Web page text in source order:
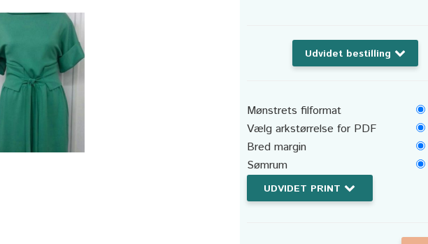
Udvidet bestilling
Mønstrets filformat
Vælg arkstørrelse for PDF
Bred margin
Sømrum
UDVIDET PRINT